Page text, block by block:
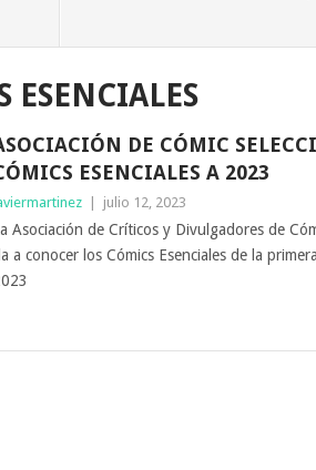
ESENCIALES
DE CÓMIC
ESENCIALES A 2023
| julio 12, 2023
Asociación de Críticos y Divulgadores de
a conocer los Cómics Esenciales de la